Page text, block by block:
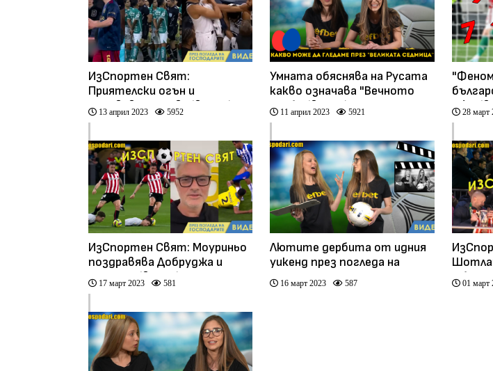
ИзСпортен Свят:
Приятелски огън и
окървавени глави (видео)
13 април 2023 5952
Умната обяснява на Русата
какво означава "Вечното
дерби"(видео)
11 април 2023 5921
БФС28 март
ИзСпортен Свят: Моуриньо
поздравява Добруджа и
Божигол (видео)
17 март 2023 581
Лютите дербита от идния
уикенд през погледа на
нашите момичета. Умната
обяснява на русата какво е
16 март 2023 587
и 01 март